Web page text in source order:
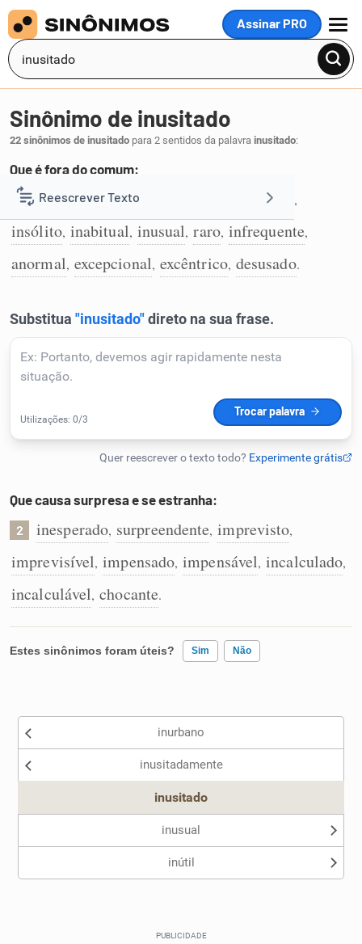
Assinar PRO
MENU
Reescrever Texto
Resumir Texto
Detector de IA
Humanizador de IA
Caça-palavras
Dicionário
Sinônimo de inusitado
22 sinônimos de inusitado para 2 sentidos da palavra inusitado:
Que é fora do comum:
1 incomum,invulgar esquisito ,
insólito, inabitual, inusual, raro, infrequente,
anormal, excepcional, excêntrico, desusado.
Que causa surpresa e se estranha:
2 inesperado, surpreendente, imprevisto,
imprevisível, impensado, impensável, incalculado,
incalculável, chocante.
Estes sinônimos foram úteis? Sim Não
Nenhum dos sinônimos apresentados me ajudou
inurbano
inusitadamente
inusitado
inusual
inútil